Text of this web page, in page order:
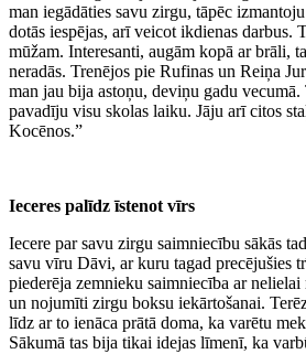
man iegādāties savu zirgu, tāpēc
dotās iespējas, arī veicot ikdienas darbus.
mūžam. Interesanti, augām kopā ar brāli,
neradās. Trenējos pie Rufinas un Reiņa
man jau bija astoņu, deviņu gadu vecumā.
pavadīju visu skolas laiku. Jāju arī citos
Kocēnos.”
Ieceres palīdz īstenot vīrs
Iecere par savu zirgu saimniecību sākās
savu vīru Dāvi, ar kuru tagad precējušies
piederēja zemnieku saimniecība ar
un nojumīti zirgu boksu iekārtošanai.
līdz ar to ienāca prātā doma, ka varētu
Sākumā tas bija tikai idejas līmenī, ka